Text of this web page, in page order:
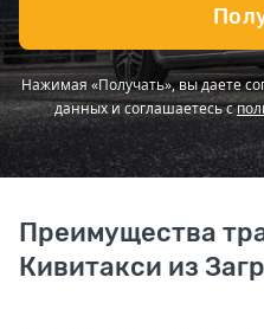
Нажимая «Получать», вы даете
данных и соглашаетесь с
Преимущества
Кивитакси из